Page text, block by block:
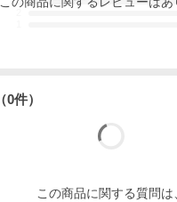
（0件）
この商品に関する質問は